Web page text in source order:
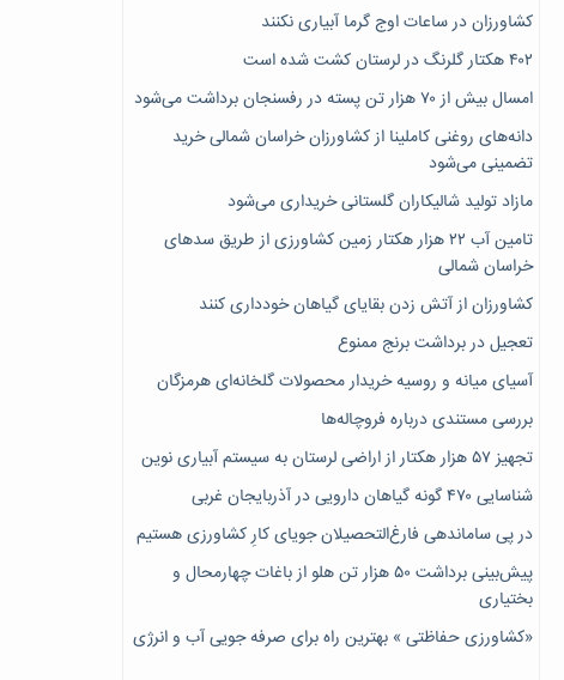
کشاورزان در ساعات اوج گرما آبیاری نکنند
۴۰۲ هکتار گلرنگ در لرستان کشت شده است
امسال بیش از ۷۰ هزار تن پسته در رفسنجان برداشت می‌شود
دانه‌های روغنی کاملینا از کشاورزان خراسان شمالی خرید
تضمینی می‌شود
مازاد تولید شالیکاران گلستانی خریداری می‌شود
تامین آب ۲۲ هزار هکتار زمین کشاورزی از طریق سدهای
خراسان شمالی
کشاورزان از آتش زدن بقایای گیاهان خودداری کنند
تعجیل در برداشت برنج ممنوع
آسیای میانه و روسیه خریدار محصولات گلخانه‌ای هرمزگان
بررسی مستندی درباره فروچاله‌ها
تجهیز ۵۷ هزار هکتار از اراضی لرستان به سیستم آبیاری نوین
شناسایی ۴۷٠ گونه گیاهان دارویی در آذربایجان غربی
در پی ساماندهی فارغ‌التحصیلان جویای کارِ کشاورزی هستیم
پیش‎‌بینی برداشت ۵۰ هزار تن هلو از باغات چهارمحال و
بختیاری
«کشاورزی حفاظتی » بهترین راه برای صرفه جویی آب و انرژی